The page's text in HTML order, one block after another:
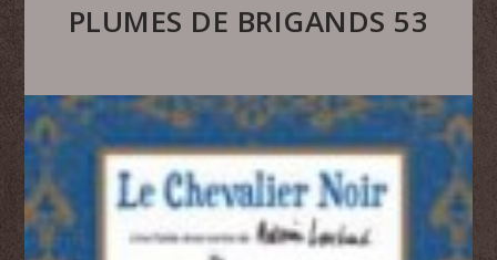
PLUMES DE BRIGANDS 53